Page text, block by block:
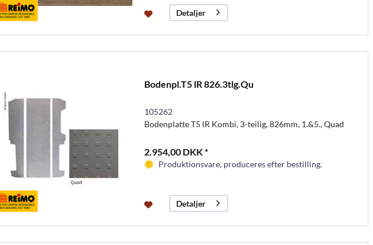
Detaljer
Bodenpl.T5 lR 826.3tlg.Qu
105262
Bodenplatte T5 lR Kombi, 3-teilig, 826mm, 1.&5., Quad
2.954,00 DKK *
Produktionsvare, produceres efter bestilling.
Detaljer